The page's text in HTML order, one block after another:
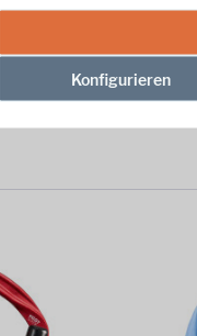
Konfigurieren